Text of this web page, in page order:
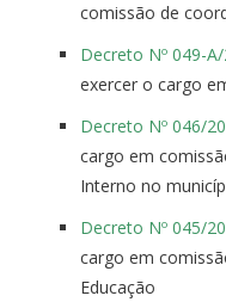
comissão de
Decreto Nº 049-
exercer o cargo
Decreto Nº 046/
cargo em
Interno no
Decreto Nº 045/
cargo em
Educação